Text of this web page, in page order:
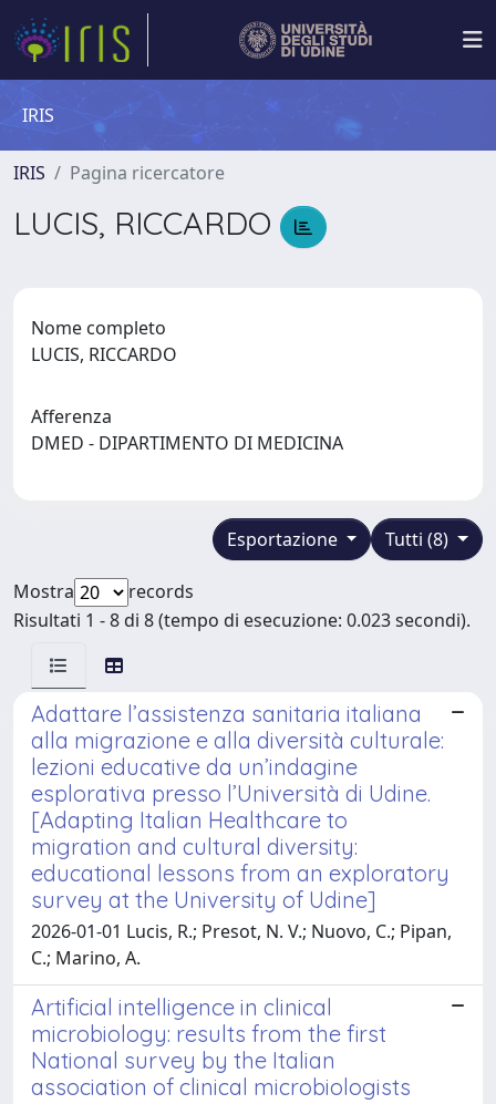
IRIS
IRIS Pagina ricercatore
LUCIS, RICCARDO
Nome completo
LUCIS, RICCARDO
Afferenza
DMED - DIPARTIMENTO DI MEDICINA
Tutti (8)
Esportazione
Mostra
records
Risultati 1 - 8 di 8 (tempo di esecuzione: 0.023 secondi).
Adattare l’assistenza sanitaria italiana
alla migrazione e alla diversità culturale:
lezioni educative da un’indagine
esplorativa presso l’Università di Udine.
[Adapting Italian Healthcare to
migration and cultural diversity:
educational lessons from an exploratory
survey at the University of Udine]
2026-01-01 Lucis, R.; Presot, N. V.; Nuovo, C.; Pipan,
C.; Marino, A.
Artificial intelligence in clinical
microbiology: results from the first
National survey by the Italian
association of clinical microbiologists